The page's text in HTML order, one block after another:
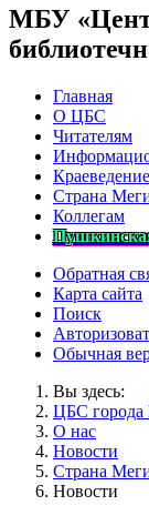
МБУ
Главная
О ЦБС
Читателям
Краеведение
Страна
Коллегам
Обратная
Карта сайта
Поиск
Обычная
Вы здесь:
ЦБС города
О нас
Новости
Страна
Новости